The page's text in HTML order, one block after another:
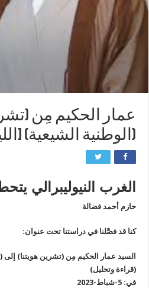
عمار الحكيم مِن
(الوطنية الشيعية)
الغرب النيوليبرالي
حازم أحمد فضالة
كنا قد فصَّلنا في دراستنا تحت عنوان:
السيد عمار الحكيم مِن (تشرين هويتنا) إلى
(قراءة وتحليل)
في: 5-شباط-2023